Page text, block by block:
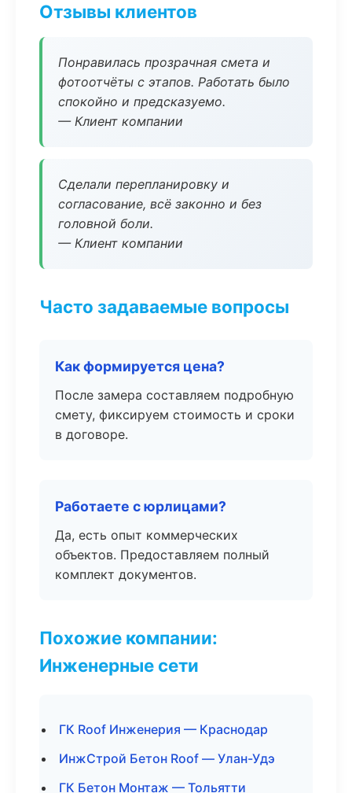
Отзывы клиентов
Понравилась прозрачная смета и
фотоотчёты с этапов. Работать было
спокойно и предсказуемо.
— Клиент компании
Сделали перепланировку и
согласование, всё законно и без
головной боли.
— Клиент компании
Часто задаваемые вопросы
Как формируется цена?
После замера составляем подробную
смету, фиксируем стоимость и сроки
в договоре.
Работаете с юрлицами?
Да, есть опыт коммерческих
объектов. Предоставляем полный
комплект документов.
Похожие компании:
Инженерные сети
ГК Roof Инженерия — Краснодар
ИнжСтрой Бетон Roof — Улан-Удэ
ГК Бетон Монтаж — Тольятти